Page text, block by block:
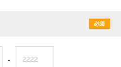
必須
-